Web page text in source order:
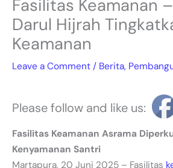
Fasilitas Keamanan
Darul Hijrah
Keamanan
Leave a Comment / Berita,
Please follow and like us:
Fasilitas Keamanan Asrama
Kenyamanan Santri
Martapura, 20 Juni 2025 – Fasilitas